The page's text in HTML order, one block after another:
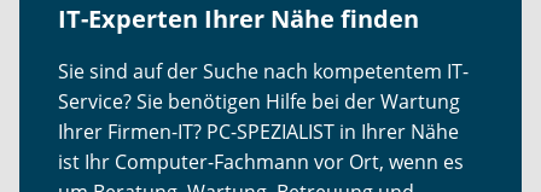
IT-Experten Ihrer Nähe finden
Sie sind auf der Suche nach kompetentem IT-
Service? Sie benötigen Hilfe bei der Wartung
Ihrer Firmen-IT? PC-SPEZIALIST in Ihrer Nähe
ist Ihr Computer-Fachmann vor Ort, wenn es